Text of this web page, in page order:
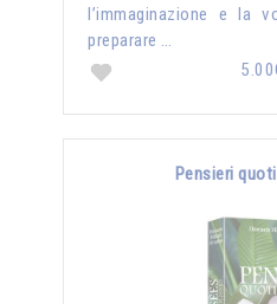
l’immaginazione e la
preparare …
Pensieri